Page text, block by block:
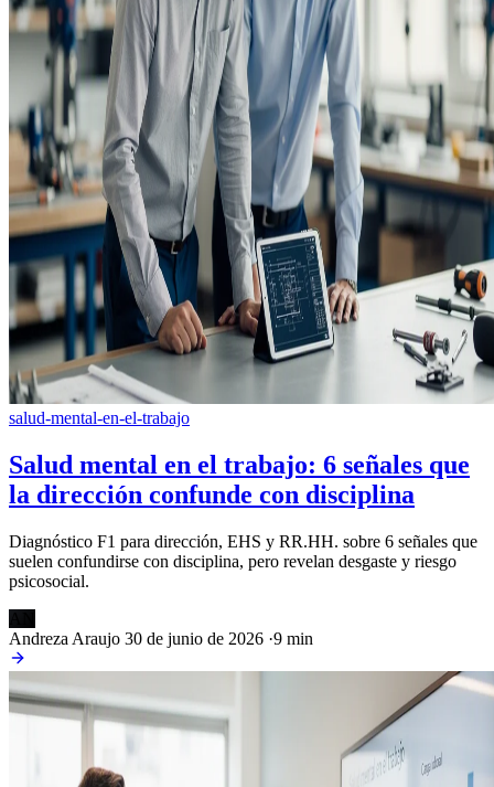
salud-mental-en-el-trabajo
Salud mental en el trabajo: 6 señales que
la dirección confunde con disciplina
Diagnóstico F1 para dirección, EHS y RR.HH. sobre 6 señales que
suelen confundirse con disciplina, pero revelan desgaste y riesgo
psicosocial.
Andreza Araujo 30 de junio de 2026 ·9 min